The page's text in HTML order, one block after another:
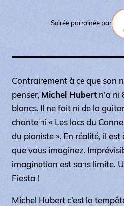
Soirée parrainée par
Contrairement à ce que son
penser, Michel Hubertn’a ni
blancs. Il ne fait ni de la
chante ni « Les lacs du
du pianiste ». En réalité, il est
que vous imaginez.
imagination est sans limite.
Fiesta !
Michel Hubert c’est la